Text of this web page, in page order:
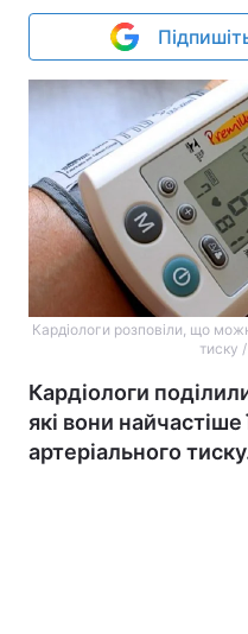
Кардіологи розповіли, що
тиску
Кардіологи
які вони найчастіше
артеріального